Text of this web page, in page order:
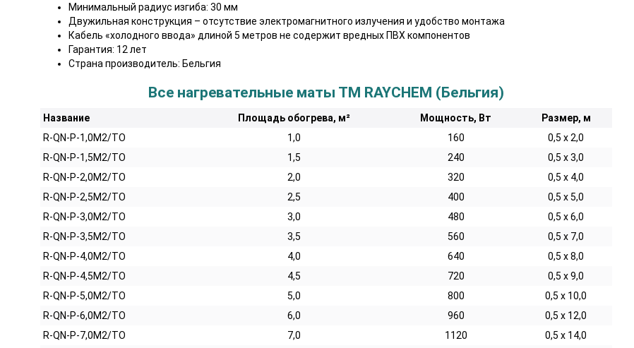
Минимальный радиус изгиба: 30 мм
Двужильная конструкция – отсутствие электромагнитного излучения и удобство монтажа
Кабель «холодного ввода» длиной 5 метров не содержит вредных ПВХ компонентов
Гарантия: 12 лет
Страна производитель: Бельгия
Все нагревательные маты ТМ RAYCHEM (Бельгия)
Название Площадь обогрева, м² Мощность, Вт
Размер, м
R-QN-P-1,0M2/TO
1,0 160
0,5 х 2,0
R-QN-P-1,5M2/TO
1,5 240
0,5 х 3,0
R-QN-P-2,0M2/TO
2,0 320
0,5 х 4,0
R-QN-P-2,5M2/TO
2,5 400
0,5 х 5,0
R-QN-P-3,0M2/TO
3,0 480
0,5 х 6,0
R-QN-P-3,5M2/TO
3,5 560
0,5 х 7,0
R-QN-P-4,0M2/TO
4,0 640
0,5 х 8,0
R-QN-P-4,5M2/TO
4,5 720
0,5 х 9,0
R-QN-P-5,0M2/TO
5,0 800
0,5 х 10,0
R-QN-P-6,0M2/TO
6,0 960
0,5 х 12,0
R-QN-P-7,0M2/TO
7,0 1120
0,5 х 14,0